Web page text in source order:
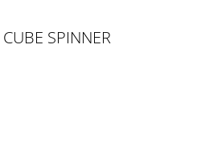
SPINNER